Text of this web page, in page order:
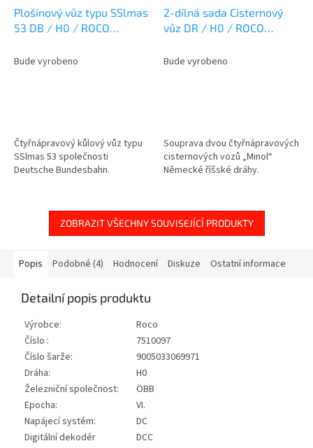
Plošinový vůz typu SSlmas
53 DB / H0 / ROCO
Bude vyrobeno
Čtyřnápravový kůlový vůz typu
SSlmas 53 společnosti
Deutsche Bundesbahn.
2-dílná sada Cisternový
vůz DR / H0 / ROCO
Bude vyrobeno
Souprava dvou čtyřnápravových
cisternových vozů „Minol“
Německé říšské dráhy.
ZOBRAZIT VŠECHNY SOUVISEJÍCÍ PRODUKTY
Popis Podobné (4) Hodnocení Diskuze Ostatní informace
Detailní popis produktu
Výrobce:
Roco
Číslo :
7510097
Číslo šarže:
9005033069971
Dráha:
H0
Železniční společnost:
ÖBB
Epocha:
VI.
Napájecí systém:
DC
Digitální dekodér
DCC